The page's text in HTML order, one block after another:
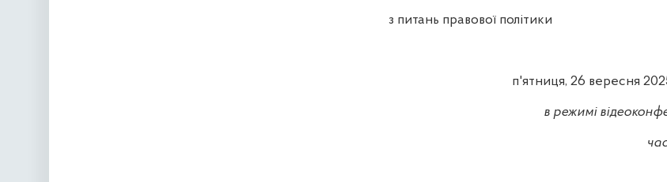
з питань правової політики
п'ятниця, 26 вересня
в режимі